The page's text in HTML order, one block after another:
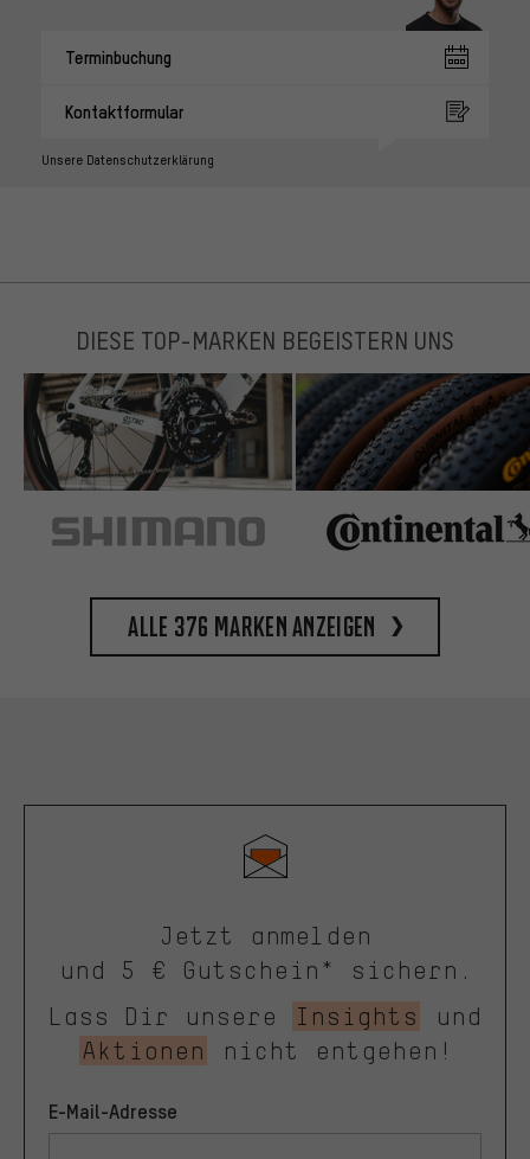
Terminbuchung
Kontaktformular
Unsere Datenschutzerklärung
DIESE TOP-MARKEN BEGEISTERN UNS
Alle 376 Marken anzeigen
Jetzt anmelden
und 5 € Gutschein* sichern.
Lass Dir unsere
Insights
und
Aktionen
nicht entgehen!
E-Mail-Adresse